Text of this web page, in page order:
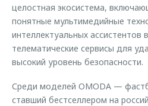
целостная экосистема,
понятные мультимедийные
интеллектуальных ассистентов
телематические сервисы для
высокий уровень безопасности.
Среди моделей OMODA —
ставший бестселлером на